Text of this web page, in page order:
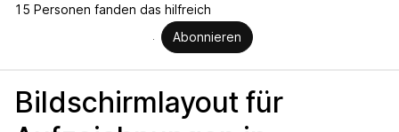
15 Personen fanden das hilfreich
Abonnieren
Bildschirmlayout für